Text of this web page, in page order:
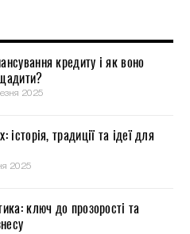
кредиту і як воно
2025
історія, традиції та ідеї для
2025
ключ до прозорості та